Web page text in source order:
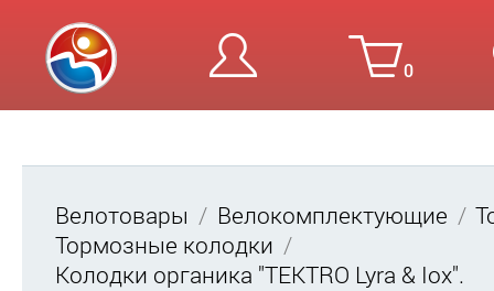
0
Велотовары Велокомплектующие
Тормозные колодки
Колодки органика "TEKTRO Lyra & Iox".